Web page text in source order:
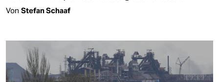
Von Stefan Schaaf